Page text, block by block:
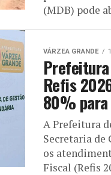
(MDB) pode
VÁRZEA GRANDE
Prefeitura
Refis
80%
A Prefeitura
Secretaria de
os
Fiscal (Refis